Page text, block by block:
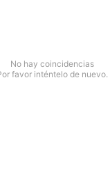
No hay coincidencias
favor inténtelo de nuevo.